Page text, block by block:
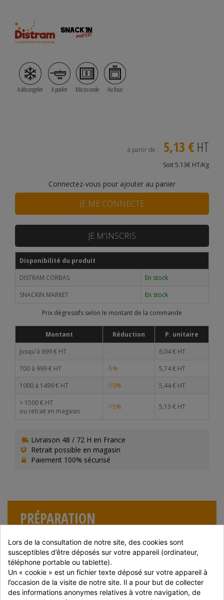
A décongeler A poeler Micro onde Au four
à partir de : 5,13 € HT
Soit 5.13€ HT/Kg
Connectez-vous pour ajouter au panier
JE ME CONNECTE
JE M'INSCRIS
Disponibilité du produit
DISTRAM CORBAS
En stock
SNACKIN MARKET
En stock
Prix dégressifs selon le montant de la commande
Montant Réduction
P. unitaire
Jusqu'à 699 € HT
-
6,04 € HT
700 à 999 € HT
-5%
5,74 € HT
1000 à 1499 € HT
-10%
5,44 € HT
> 1500 € HT
ou retrait en magasin
-15% 5,13 € HT
Livraison 48 / 72 H en France
Retrait possible en magasin
Paiement 100% sécurisé
PRÉPARATION
Après ouverture à conserver en 0°C et 4°C.
A consommer dans les 48 heures après ouverture
Lors de la consultation de notre site, des cookies sont
susceptibles d’être déposés sur votre appareil (ordinateur,
téléphone portable ou tablette).
Un « cookie » est un fichier texte déposé sur votre appareil à
l’occasion de la visite de notre site. Il a pour but de collecter
des informations anonymes relatives à votre navigation, de